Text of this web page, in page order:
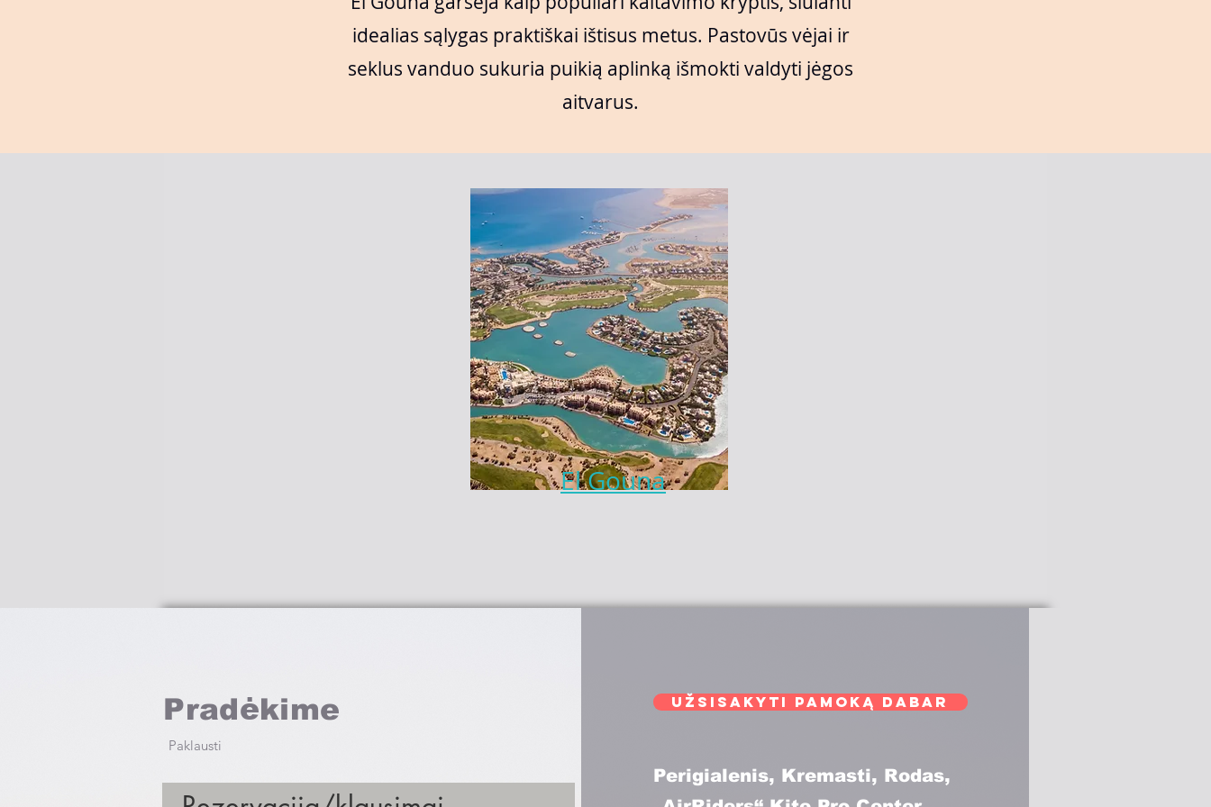
idealias sąlygas praktiškai ištisus metus. Pastovūs vėjai ir
seklus vanduo sukuria puikią aplinką išmokti valdyti jėgos
aitvarus.
El Gouna
Pradėkime
Paklausti
Užsisakyti pamoką dabar
Perigialenis, Kremasti, Rodas,